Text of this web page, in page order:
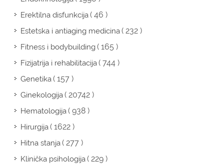
Erektilna disfunkcija( 46 )
Estetska i antiaging medicina( 232 )
Fitness i bodybuilding( 165 )
Fizijatrija i rehabilitacija( 744 )
Genetika( 157 )
Ginekologija( 20742 )
Hematologija( 938 )
Hirurgija( 1622 )
Hitna stanja( 277 )
Klinička psihologija( 229 )